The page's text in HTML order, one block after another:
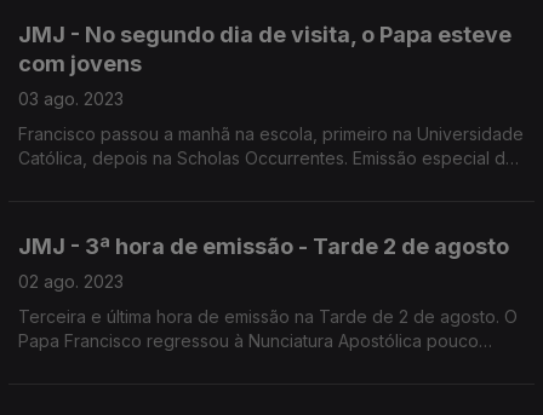
JMJ - No segundo dia de visita, o Papa esteve
com jovens
03 ago. 2023
Francisco passou a manhã na escola, primeiro na Universidade
Católica, depois na Scholas Occurrentes. Emissão especial da
JMJ - 3ª hora de emissão - Tarde 2 de agosto
02 ago. 2023
Terceira e última hora de emissão na Tarde de 2 de agosto. O
Papa Francisco regressou à Nunciatura Apostólica pouco